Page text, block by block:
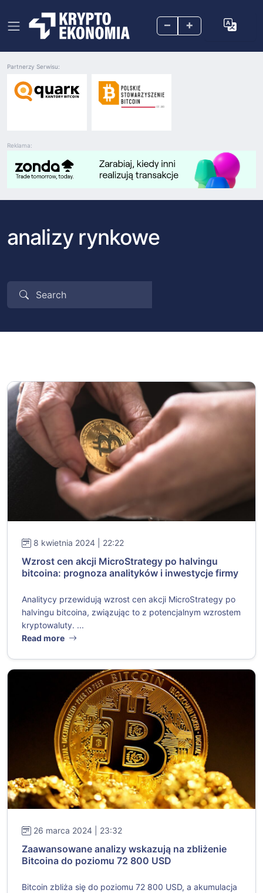
– +
Reklama:
Partnerzy Serwisu:
analizy rynkowe
8 kwietnia 2024 | 22:22
Wzrost cen akcji MicroStrategy po halvingu
bitcoina: prognoza analityków i inwestycje firmy
Analitycy przewidują wzrost cen akcji MicroStrategy po
halvingu bitcoina, związując to z potencjalnym wzrostem
kryptowaluty. ...
Read more
26 marca 2024 | 23:32
Zaawansowane analizy wskazują na zbliżenie
Bitcoina do poziomu 72 800 USD
Bitcoin zbliża się do poziomu 72 800 USD, a akumulacja